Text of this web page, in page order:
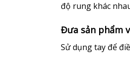
độ rung khác
Đưa sản phẩm
Sử dụng tay để